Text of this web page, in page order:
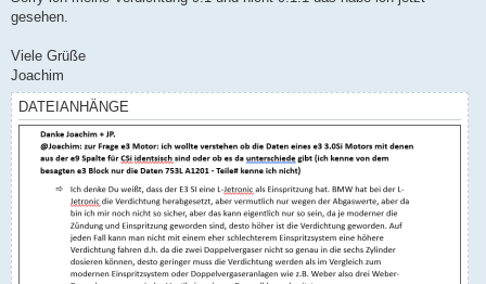
gesehen.
Viele Grüße
Joachim
DATEIANHÄNGE